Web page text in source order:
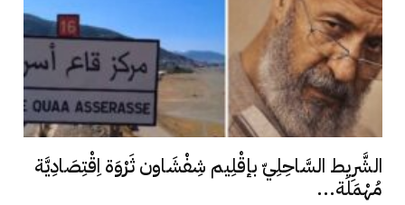
الشَّرِيط السَّاحِلِيّ بإقْلِيم شِفْشَاون ثَرْوَة اِقْتِصَادِيَّة
مُهْمَلَة...